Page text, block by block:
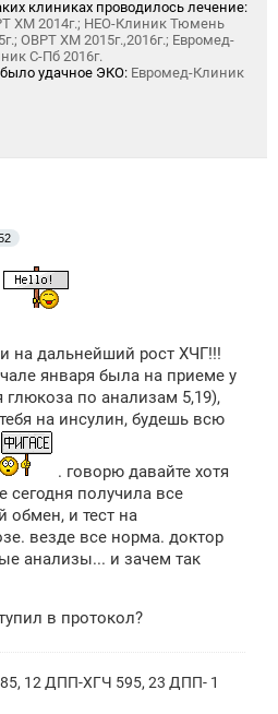
клиниках проводилось лечение:
ХМ 2014г.; НЕО-Клиник Тюмень
ОВРТ ХМ 2015г.,2016г.; Евромед-
С-Пб 2016г.
было удачное ЭКО: Евромед-Клиник
на дальнейший рост ХЧГ!!!
января была на приеме у
по анализам 5,19),
на инсулин, будешь всю
. говорю давайте хотя
сегодня получила все
обмен, и тест на
везде все норма. доктор
анализы... и зачем так
в протокол?
12 ДПП-ХГЧ 595, 23 ДПП- 1